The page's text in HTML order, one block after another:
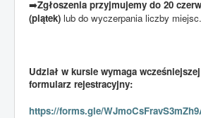
➡️Zgłoszenia przyjmujemy do 20
(piątek) lub do wyczerpania liczby miejsc.
Udział w kursie wymaga
formularz rejestracyjny:
https://forms.gle/